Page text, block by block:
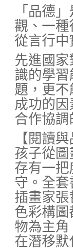
「品德
觀、一
從言行中
先進國
識的學
題，更
成功的
合作協調
【閱讀
孩子從
存有一
守。全
插畫家
色彩構
物為主
在潛移